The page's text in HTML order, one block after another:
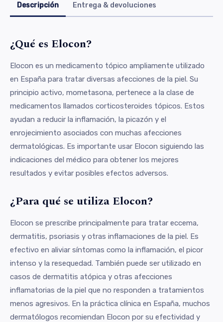
Descripción Entrega & devoluciones
¿Qué es Elocon?
Elocon es un medicamento tópico ampliamente utilizado
en España para tratar diversas afecciones de la piel. Su
principio activo, mometasona, pertenece a la clase de
medicamentos llamados corticosteroides tópicos. Estos
ayudan a reducir la inflamación, la picazón y el
enrojecimiento asociados con muchas afecciones
dermatológicas. Es importante usar Elocon siguiendo las
indicaciones del médico para obtener los mejores
resultados y evitar posibles efectos adversos.
¿Para qué se utiliza Elocon?
Elocon se prescribe principalmente para tratar eccema,
dermatitis, psoriasis y otras inflamaciones de la piel. Es
efectivo en aliviar síntomas como la inflamación, el picor
intenso y la resequedad. También puede ser utilizado en
casos de dermatitis atópica y otras afecciones
inflamatorias de la piel que no responden a tratamientos
menos agresivos. En la práctica clínica en España, muchos
dermatólogos recomiendan Elocon por su efectividad y